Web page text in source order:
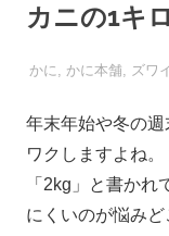
カニの1キ
2017年12月11日
SOOOTA
かに かに本舗 ズワ
年末年始や冬の
ワクしますよね。
「2kg」と書かれ
にくいのが悩み